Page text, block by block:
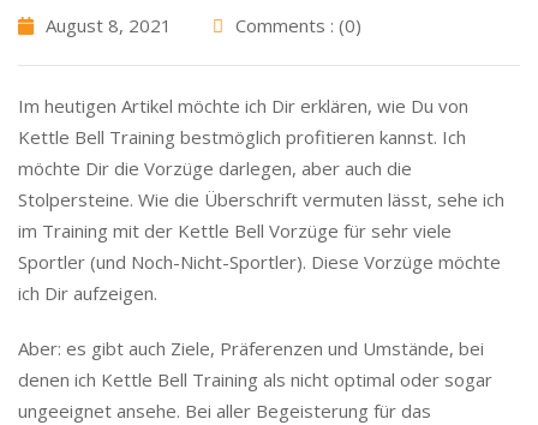
August 8, 2021 Comments : (0)
Im heutigen Artikel möchte ich Dir erklären, wie Du von
Kettle Bell Training bestmöglich profitieren kannst. Ich
möchte Dir die Vorzüge darlegen, aber auch die
Stolpersteine. Wie die Überschrift vermuten lässt, sehe ich
im Training mit der Kettle Bell Vorzüge für sehr viele
Sportler (und Noch-Nicht-Sportler). Diese Vorzüge möchte
ich Dir aufzeigen.
Aber: es gibt auch Ziele, Präferenzen und Umstände, bei
denen ich Kettle Bell Training als nicht optimal oder sogar
ungeeignet ansehe. Bei aller Begeisterung für das